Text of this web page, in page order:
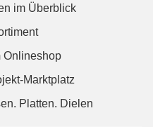
im Überblick
Onlineshop
Marktplatz
Platten. Dielen